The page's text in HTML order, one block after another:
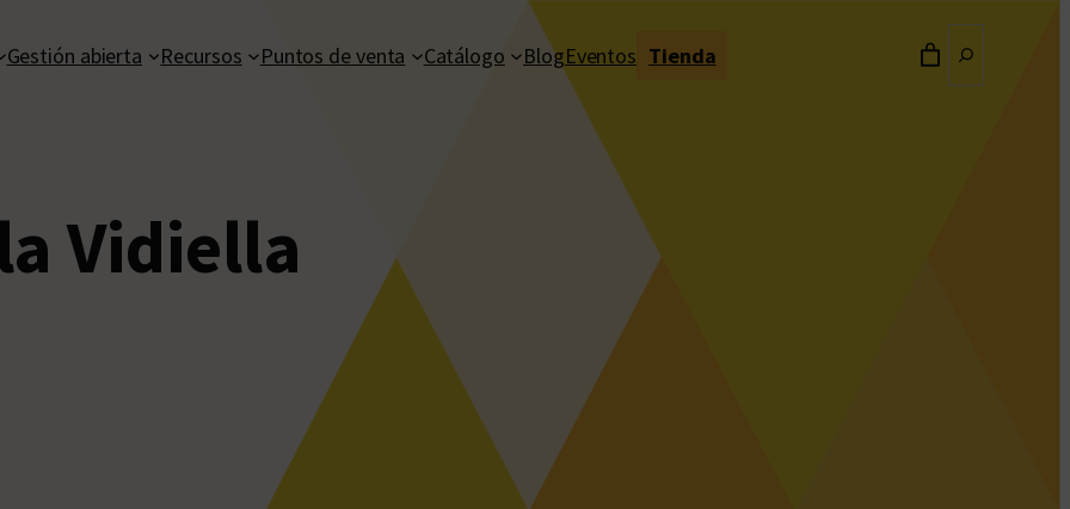
Gestión abierta Recursos Puntos de venta Catálogo BlogEventos Tienda
Vidiella